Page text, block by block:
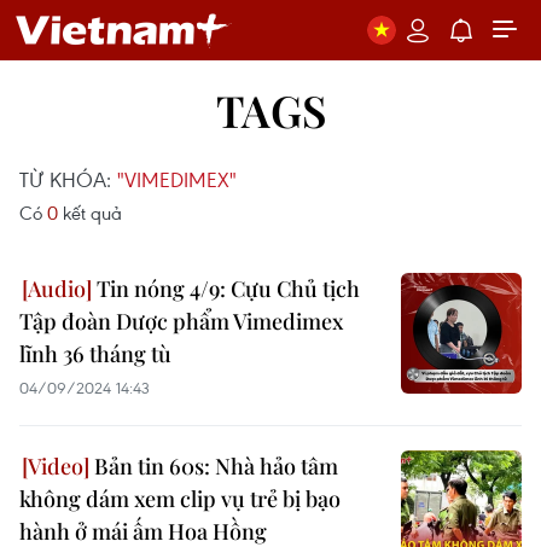
TAGS
TỪ KHÓA: "VIMEDIMEX"
Có 0 kết quả
Tin nóng 4/9: Cựu Chủ tịch
Tập đoàn Dược phẩm Vimedimex
lĩnh 36 tháng tù
04/09/2024 14:43
Bản tin 60s: Nhà hảo tâm
không dám xem clip vụ trẻ bị bạo
hành ở mái ấm Hoa Hồng